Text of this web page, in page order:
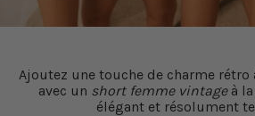
Ajoutez une touche de charme rétro
avec un short femme vintageà la
élégant et résolument